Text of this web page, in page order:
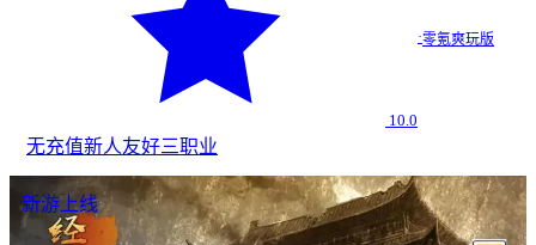
10.0
·零氪爽玩版
无充值新人友好三职业
新游上线